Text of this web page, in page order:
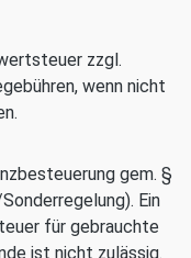
zzgl.
wenn nicht
gem. §
Ein
für gebrauchte
ist nicht zulässig.